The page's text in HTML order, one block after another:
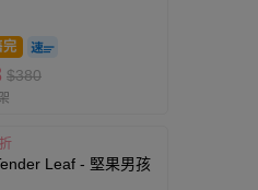
完
$380
Leaf - 堅果男孩